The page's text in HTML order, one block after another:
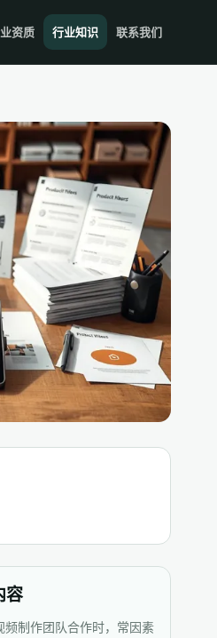
资质 行业知识 联系我们
容
频制作团队合作时，常因素